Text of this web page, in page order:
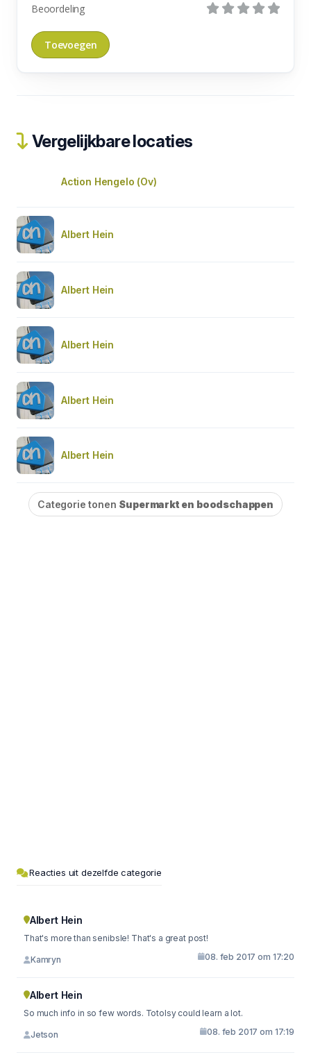
Beoordeling
Vergelijkbare locaties
Action Hengelo (Ov)
Albert Hein
Albert Hein
Albert Hein
Albert Hein
Albert Hein
Categorie tonen Supermarkt en boodschappen
Reacties uit dezelfde categorie
Albert Hein
That's more than senibsle! That's a great post!
Kamryn 08. feb 2017 om 17:20
Albert Hein
So much info in so few words. Totolsy could learn a lot.
Jetson 08. feb 2017 om 17:19